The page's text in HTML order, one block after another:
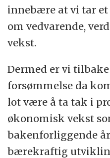
innebære at vi tar
om vedvarende,
vekst.
Dermed er vi
forsømmelse da
lot være å ta tak i
økonomisk vekst
bakenforliggende
bærekraftig